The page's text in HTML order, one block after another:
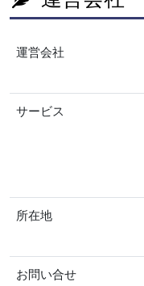
運営会社
サービス
所在地
お問い合せ